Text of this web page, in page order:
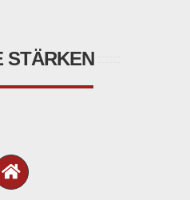
STÄRKEN